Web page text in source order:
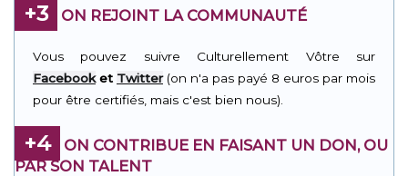
+3 ON REJOINT LA COMMUNAUTÉ
Vous pouvez suivre Culturellement Vôtre sur
Facebooket Twitter(on n'a pas payé 8 euros par mois
pour être certifiés, mais c'est bien nous).
+4
ON CONTRIBUE EN FAISANT UN DON, OU
PAR SON TALENT